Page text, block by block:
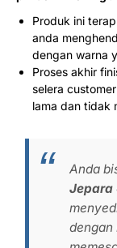
Produk ini
anda
dengan warna
Proses akhir
selera
lama dan tidak
Anda
Jepara
dengan